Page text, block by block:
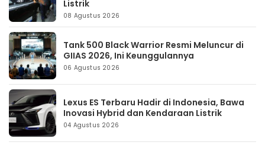
Listrik
08 Agustus 2026
Tank 500 Black Warrior Resmi Meluncur di
GIIAS 2026, Ini Keunggulannya
06 Agustus 2026
Lexus ES Terbaru Hadir di Indonesia, Bawa
Inovasi Hybrid dan Kendaraan Listrik
04 Agustus 2026